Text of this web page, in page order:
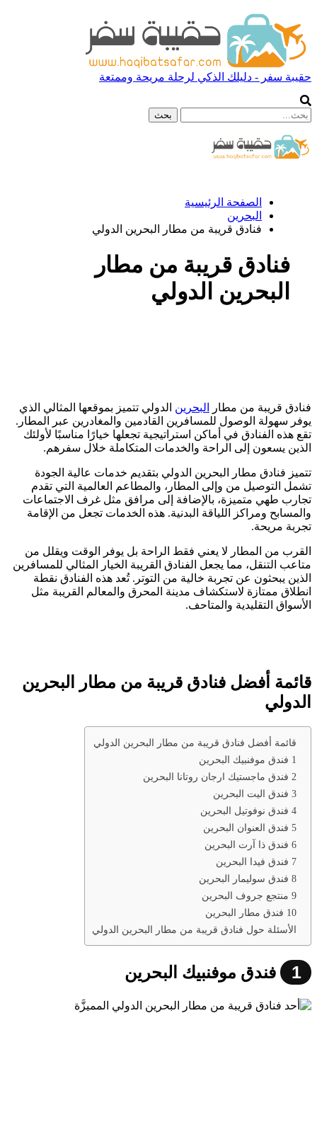
حقيبة سفر - دليلك الذكي لرحلة مريحة وممتعة
الصفحة الرئيسية
البحرين
فنادق قريبة من مطار البحرين الدولي
فنادق قريبة من مطار
البحرين الدولي
فنادق قريبة من مطار البحرين الدولي تتميز بموقعها المثالي الذي
يوفر سهولة الوصول للمسافرين القادمين والمغادرين عبر المطار.
تقع هذه الفنادق في أماكن استراتيجية تجعلها خيارًا مناسبًا لأولئك
الذين يسعون إلى الراحة والخدمات المتكاملة خلال سفرهم.
تتميز فنادق مطار البحرين الدولي بتقديم خدمات عالية الجودة
تشمل التوصيل من وإلى المطار، والمطاعم العالمية التي تقدم
تجارب طهي متميزة، بالإضافة إلى مرافق مثل غرف الاجتماعات
والمسابح ومراكز اللياقة البدنية. هذه الخدمات تجعل من الإقامة
تجربة مريحة.
القرب من المطار لا يعني فقط الراحة بل يوفر الوقت ويقلل من
متاعب التنقل، مما يجعل الفنادق القريبة الخيار المثالي للمسافرين
الذين يبحثون عن تجربة خالية من التوتر. تُعد هذه الفنادق نقطة
انطلاق ممتازة لاستكشاف مدينة المحرق والمعالم القريبة مثل
الأسواق التقليدية والمتاحف.
قائمة أفضل فنادق قريبة من مطار البحرين
الدولي
قائمة أفضل فنادق قريبة من مطار البحرين الدولي
1 فندق موفنبيك البحرين
2 فندق ماجستيك ارجان روتانا البحرين
3 فندق اليت البحرين
4 فندق نوفوتيل البحرين
5 فندق العنوان البحرين
6 فندق ذا آرت البحرين
7 فندق فيدا البحرين
8 فندق سوليمار البحرين
9 منتجع جروف البحرين
10 فندق مطار البحرين
الأسئلة حول فنادق قريبة من مطار البحرين الدولي
1 فندق موفنبيك البحرين